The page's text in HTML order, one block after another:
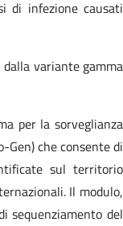
di infezione causati
variante gamma
per la sorveglianza
Gen) che consente di
sul territorio
Il modulo,
sequenziamento del